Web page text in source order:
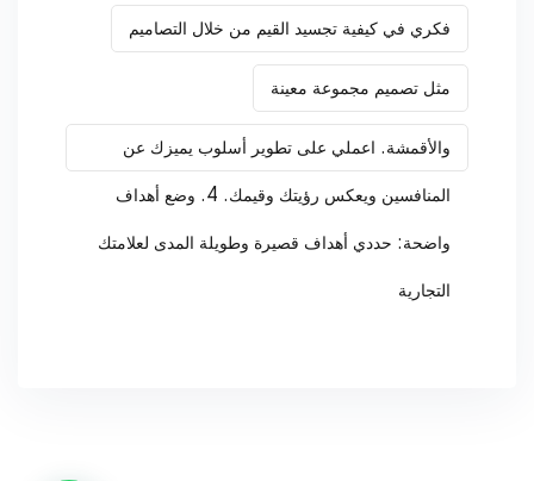
فكري في كيفية تجسيد القيم من خلال التصاميم
مثل تصميم مجموعة معينة
والأقمشة. اعملي على تطوير أسلوب يميزك عن
المنافسين ويعكس رؤيتك وقيمك. 4. وضع أهداف
واضحة: حددي أهداف قصيرة وطويلة المدى لعلامتك
التجارية